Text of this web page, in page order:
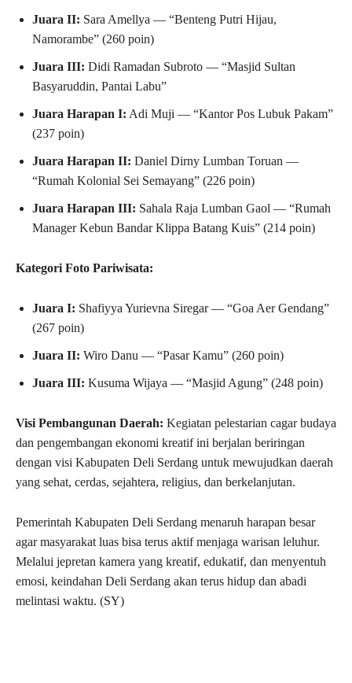
Juara II: Sara Amellya — “Benteng Putri Hijau,
Namorambe” (260 poin)
Juara III: Didi Ramadan Subroto — “Masjid Sultan
Basyaruddin, Pantai Labu”
Juara Harapan I: Adi Muji — “Kantor Pos Lubuk Pakam”
(237 poin)
Juara Harapan II: Daniel Dirny Lumban Toruan —
“Rumah Kolonial Sei Semayang” (226 poin)
Juara Harapan III: Sahala Raja Lumban Gaol — “Rumah
Manager Kebun Bandar Klippa Batang Kuis” (214 poin)
Kategori Foto Pariwisata:
Juara I: Shafiyya Yurievna Siregar — “Goa Aer Gendang”
(267 poin)
Juara II: Wiro Danu — “Pasar Kamu” (260 poin)
Juara III: Kusuma Wijaya — “Masjid Agung” (248 poin)
Visi Pembangunan Daerah: Kegiatan pelestarian cagar budaya
dan pengembangan ekonomi kreatif ini berjalan beriringan
dengan visi Kabupaten Deli Serdang untuk mewujudkan daerah
yang sehat, cerdas, sejahtera, religius, dan berkelanjutan.
Pemerintah Kabupaten Deli Serdang menaruh harapan besar
agar masyarakat luas bisa terus aktif menjaga warisan leluhur.
Melalui jepretan kamera yang kreatif, edukatif, dan menyentuh
emosi, keindahan Deli Serdang akan terus hidup dan abadi
melintasi waktu. (SY)